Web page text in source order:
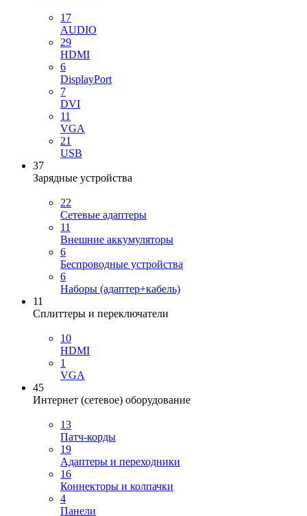
17
AUDIO
29
HDMI
6
DisplayPort
7
DVI
11
VGA
21
USB
37
Зарядные устройства
22
Сетевые адаптеры
11
Внешние аккумуляторы
6
Беспроводные устройства
6
Наборы (адаптер+кабель)
11
Сплиттеры и переключатели
10
HDMI
1
VGA
45
Интернет (сетевое) оборудование
13
Патч-корды
19
Адаптеры и переходники
16
Коннекторы и колпачки
4
Панели